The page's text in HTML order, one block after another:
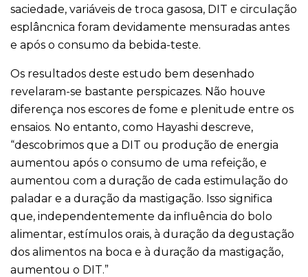
saciedade, variáveis ​​de troca gasosa, DIT e circulação
esplâncnica foram devidamente mensuradas antes
e após o consumo da bebida-teste.
Os resultados deste estudo bem desenhado
revelaram-se bastante perspicazes. Não houve
diferença nos escores de fome e plenitude entre os
ensaios. No entanto, como Hayashi descreve,
“descobrimos que a DIT ou produção de energia
aumentou após o consumo de uma refeição, e
aumentou com a duração de cada estimulação do
paladar e a duração da mastigação. Isso significa
que, independentemente da influência do bolo
alimentar, estímulos orais, à duração da degustação
dos alimentos na boca e à duração da mastigação,
aumentou o DIT.”